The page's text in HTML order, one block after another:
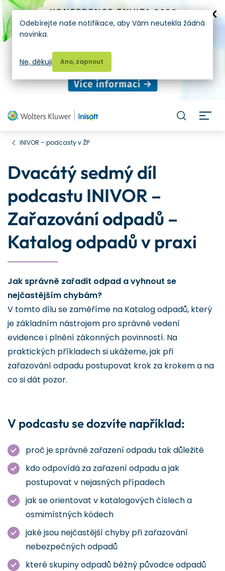
INIVOR – podcasty v ŽP
Dvacátý sedmý díl
podcastu INIVOR –
Zařazování odpadů –
Katalog odpadů v praxi
Jak správně zařadit odpad a vyhnout se
nejčastějším chybám?
V tomto dílu se zaměříme na Katalog odpadů, který
je základním nástrojem pro správné vedení
evidence i plnění zákonných povinností. Na
praktických příkladech si ukážeme, jak při
zařazování odpadu postupovat krok za krokem a na
co si dát pozor.
V podcastu se dozvíte například:
proč je správné zařazení odpadu tak důležité
kdo odpovídá za zařazení odpadu a jak
postupovat v nejasných případech
jak se orientovat v katalogových číslech a
osmimístných kódech
jaké jsou nejčastější chyby při zařazování
nebezpečných odpadů
které skupiny odpadů běžný původce odpadů
Odebírejte naše notifikace, aby Vám neutekla žádná
novinka.
Ano, zapnout
Ne, děkuji